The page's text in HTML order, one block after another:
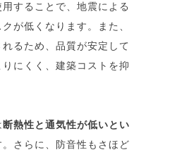
することで、地震による
が低くなります。また、
るため、品質が安定して
にくく、建築コストを抑
断熱性と通気性が低いとい
さらに、防音性もさほど